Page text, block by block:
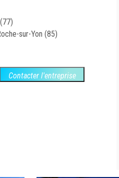
sur-Yon (85)
Contacter l'entreprise